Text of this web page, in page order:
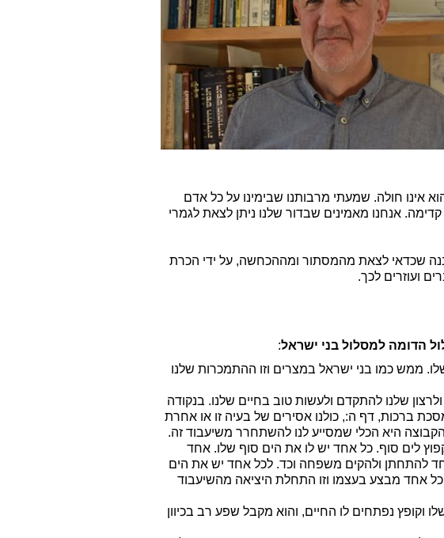
אינו חולה. שמעתי מרבותנו שבימינו על כל אדם
אנחנו מאמינים שבדור שלנו ניתן לצאת לגמרי
שכדאי לצאת מהמסתור ומההכחשה, על ידי הכרת
ועוזרים לכך.
הדומה למסלול בני ישראל:
ממש כמו בני ישראל במצרים וזו ההתמכרות שלנו
שלנו להתקדם ולעשות טוב בחיים שלנו. בנקודה
ברכות, דף ה:, כולנו אסירים של בעיה זו או אחרת
היא הכלי שמסייע לנו להשתחרר משיעבוד זה.
לים סוף. כל אחד יש לו את הים סוף שלו. אחד
להתחתן ולהקים משפחה וכד. לכל אחד יש את הים
אחד מבצע בעצמו וזו התחלת היציאה מהשיעבוד
נפתחים לו החיים, והוא מקבל שפע רב בכיוון